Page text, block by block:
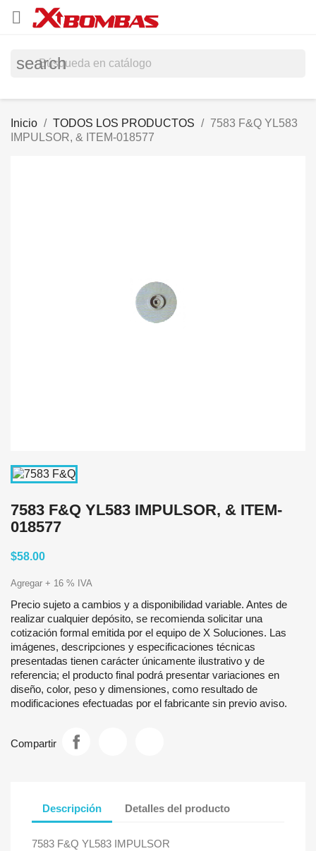

search
Inicio TODOS LOS PRODUCTOS
7583 F&Q YL583
IMPULSOR, & ITEM-018577
7583 F&Q YL583 IMPULSOR, & ITEM-
018577
$58.00
Agregar + 16 % IVA
Precio sujeto a cambios y a disponibilidad variable. Antes de
realizar cualquier depósito, se recomienda solicitar una
cotización formal emitida por el equipo de X Soluciones. Las
imágenes, descripciones y especificaciones técnicas
presentadas tienen carácter únicamente ilustrativo y de
referencia; el producto final podrá presentar variaciones en
diseño, color, peso y dimensiones, como resultado de
modificaciones efectuadas por el fabricante sin previo aviso.
Compartir
Descripción Detalles del producto
7583 F&Q YL583 IMPULSOR